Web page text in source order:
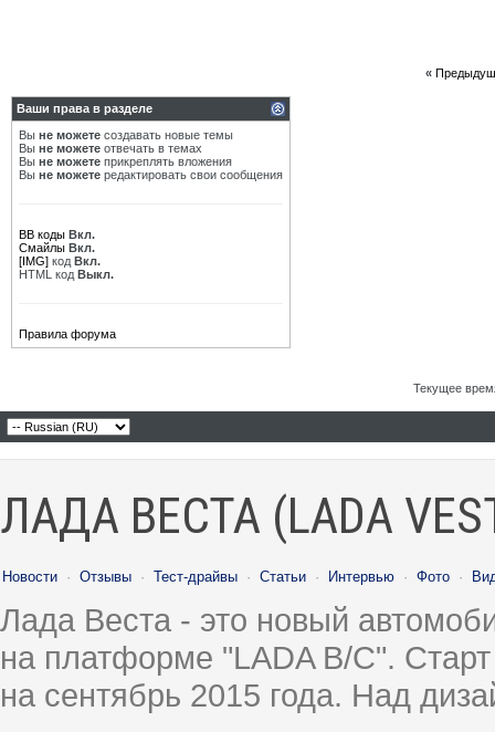
«
Ваши права в разделе
Вы не можете создавать новые темы
Вы не можете отвечать в темах
Вы не можете прикреплять вложения
Вы не можете редактировать свои сообщения
BB коды Вкл.
Смайлы Вкл.
[IMG] код Вкл.
HTML код Выкл.
Правила форума
Текущее
ЛАДА ВЕСТА (LADA
Новости · Отзывы · Тест-драйвы · Статьи · Интервью · Фото ·
Лада Веста - это новый
на платформе "LADA B/C".
на сентябрь 2015 года. Над